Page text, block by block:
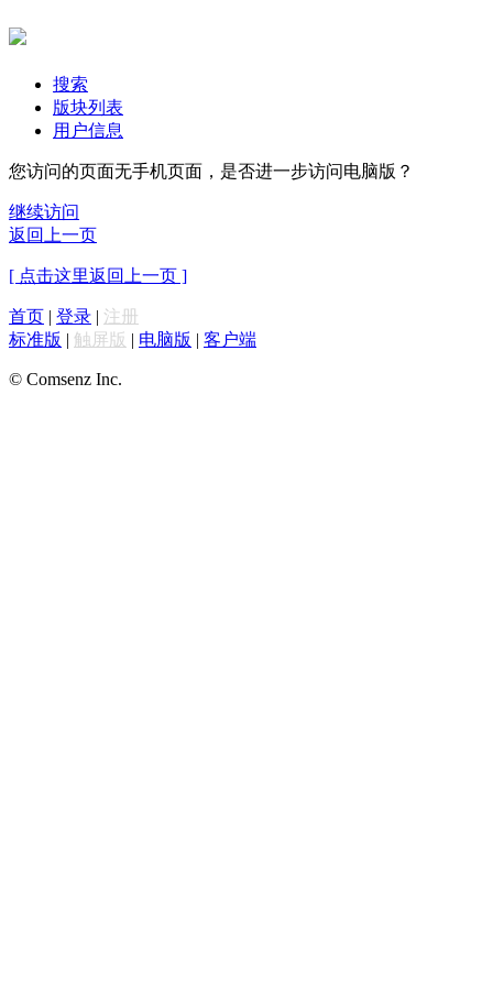
搜索
版块列表
用户信息
您访问的页面无手机页面，是否进一步访问电脑版？
继续访问
返回上一页
[ 点击这里返回上一页 ]
首页 | 登录 | 注册
标准版 | 触屏版 | 电脑版 | 客户端
© Comsenz Inc.